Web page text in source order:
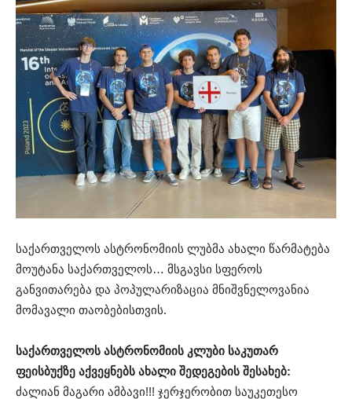
საქართველოს ასტრონომიის ლუბმა ახალი წარმატება
მოუტანა საქართველოს… მსგავსი სფეროს
განვითარება და პოპულარიზაცია მნიშვნელოვანია
მომავალი თაობებისთვის.
საქართველოს ასტრონომიის კლუბი საკუთარ
ფეისბუქზე აქვეყნებს ახალი შედეგების შესახებ:
ძალიან მაგარი ამბავი!!! ჯერჯერობით საუკეთესო